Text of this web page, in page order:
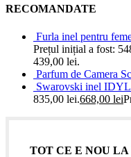
RECOMANDATE
Furla inel pentru
Prețul inițial a fost:
439,00 lei.
Parfum de Camera
Swarovski inel
835,00 lei.668,00 lei
TOT CE E NOU LA